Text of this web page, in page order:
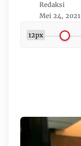
Redaksi
Mei 24, 2021
12px